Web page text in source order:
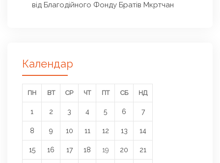
від Благодійного Фонду Братів Мкртчан
Календар
ПН ВТ СР ЧТ ПТ СБ НД
1 2 3 4 5 6 7
8 9 10 11 12 13 14
15 16 17 18 19 20 21